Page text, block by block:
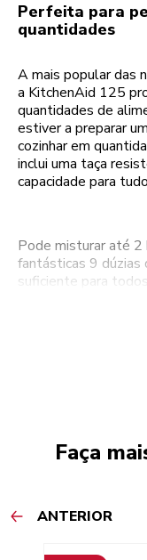
Perfeita para
quantidades
A mais popular das
a KitchenAid 125
quantidades de
estiver a preparar
cozinhar em
inclui uma taça
capacidade para
Pode misturar até 2
fantásticas 9 dúzias
suficiente para
Faça
ANTERIOR